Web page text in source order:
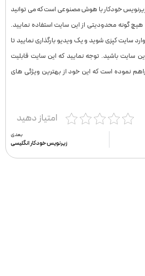
خودکار با هوش مصنوعی است که می توانید
گونه محدودیتی از این سایت استفاده نمایید.
سایت کپزی شوید و یک ویدیو بارگذاری نمایید تا
سایت باشید. توجه نمایید که این سایت قابلیت
فراهم نموده است که این خود از بهترین ویژگی های
امتیاز دهید
بعدی
زیرنویس خودکار انگلیسی